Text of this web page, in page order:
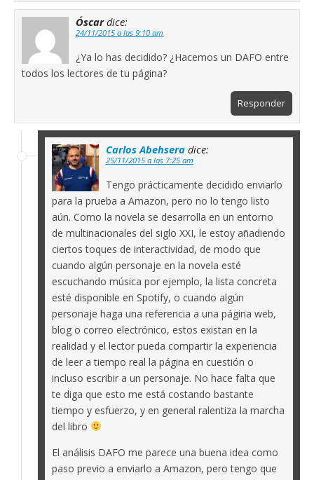
Óscar dice:
24/11/2015 a las 9:10 am
¿Ya lo has decidido? ¿Hacemos un DAFO entre
todos los lectores de tu página?
Responder
Carlos Abehsera dice:
25/11/2015 a las 7:25 am
Tengo prácticamente decidido enviarlo
para la prueba a Amazon, pero no lo tengo listo
aún. Como la novela se desarrolla en un entorno
de multinacionales del siglo XXI, le estoy añadiendo
ciertos toques de interactividad, de modo que
cuando algún personaje en la novela esté
escuchando música por ejemplo, la lista concreta
esté disponible en Spotify, o cuando algún
personaje haga una referencia a una página web,
blog o correo electrónico, estos existan en la
realidad y el lector pueda compartir la experiencia
de leer a tiempo real la página en cuestión o
incluso escribir a un personaje. No hace falta que
te diga que esto me está costando bastante
tiempo y esfuerzo, y en general ralentiza la marcha
del libro
El análisis DAFO me parece una buena idea como
paso previo a enviarlo a Amazon, pero tengo que